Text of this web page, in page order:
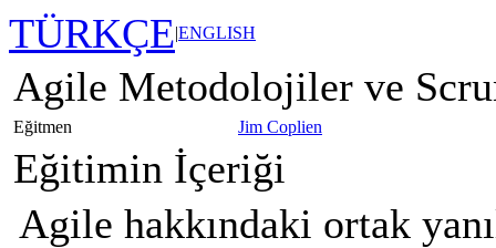
TÜRKÇE|ENGLISH
Agile Metodolojiler ve
Eğitmen Jim Coplien
Eğitimin İçeriği
Agile hakkındaki ortak